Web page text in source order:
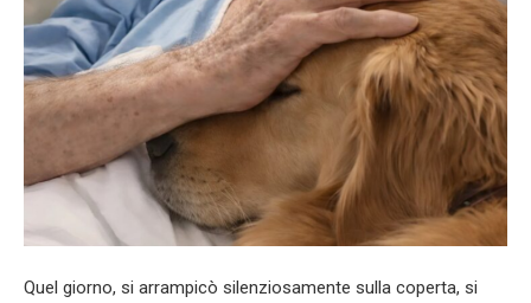
Quel giorno, si arrampicò silenziosamente sulla coperta, si